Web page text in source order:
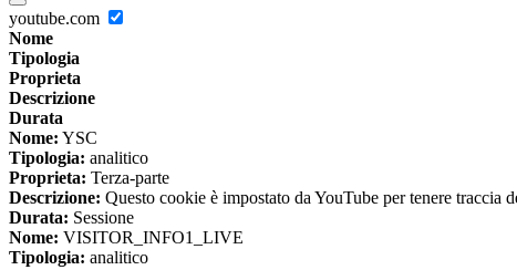
youtube.com
Nome
Tipologia
Proprieta
Descrizione
Durata
Nome: YSC
Tipologia: analitico
Proprieta: Terza-parte
Descrizione: Questo cookie è impostato da YouTube per tenere traccia
Durata: Sessione
Nome: VISITOR_INFO1_LIVE
Tipologia: analitico